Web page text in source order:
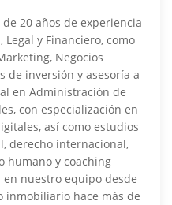
20 años de experiencia
Legal y Financiero, como
Negocios
de inversión y asesoría a
en Administración de
con especialización en
así como estudios
derecho internacional,
humano y coaching
nuestro equipo desde
inmobiliario hace más de